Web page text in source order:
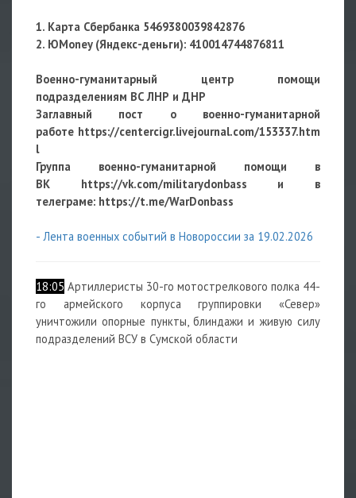
1. Карта Сбербанка 5469380039842876
2. ЮMoney (Яндекс-деньги): 410014744876811
Военно-гуманитарный центр помощи
подразделениям ВС ЛНР и ДНР
Заглавный пост о военно-гуманитарной
работе https://centercigr.livejournal.com/153337.htm
l
Группа военно-гуманитарной помощи в
ВК https://vk.com/militarydonbass и в
телеграме: https://t.me/WarDonbass
- Лента военных событий в Новороссии за 19.02.2026
18:05 Артиллеристы 30-го мотострелкового полка 44-
го армейского корпуса группировки «Север»
уничтожили опорные пункты, блиндажи и живую силу
подразделений ВСУ в Сумской области